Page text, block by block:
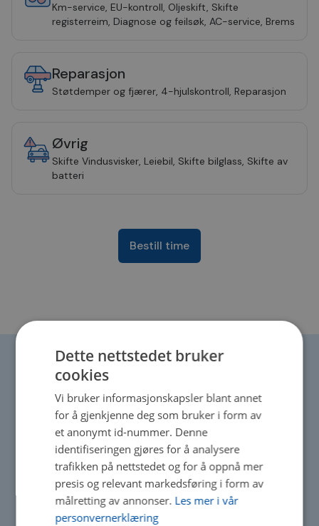
Km-service, EU-kontroll, Oljeskift, Skifte
registerreim, Diagnose og feilsøk, AC-service, Brems
Reparasjon
Støtdemper og fjærer, 4-hjulskontroll, Reparasjon
Øvrig
Skifte Vindusvisker, Leiebil, Skifte bilglass, Skifte av
batteri
Bestill time
Velkommen til
Sentrum Autoservice
AS
Dette nettstedet bruker
cookies
Vi bruker informasjonskapsler blant annet
for å gjenkjenne deg som bruker i form av
et anonymt id-nummer. Denne
identifiseringen gjøres for å analysere
trafikken på nettstedet og for å oppnå mer
presis og relevant markedsføring i form av
målretting av annonser. Les mer i vår
personvernerklæring